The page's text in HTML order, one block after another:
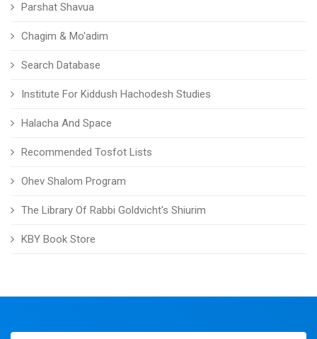
Parshat Shavua
Chagim & Mo'adim
Search Database
Institute For Kiddush Hachodesh Studies
Halacha And Space
Recommended Tosfot Lists
Ohev Shalom Program
The Library Of Rabbi Goldvicht's Shiurim
KBY Book Store